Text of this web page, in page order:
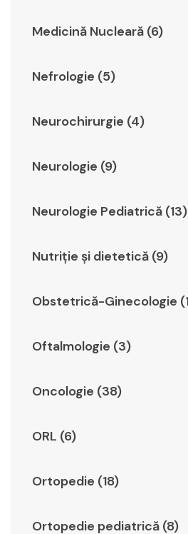
Medicină Nucleară (6)
Nefrologie (5)
Neurochirurgie (4)
Neurologie (9)
Neurologie Pediatrică (13)
Nutriție și dietetică (9)
Obstetrică-Ginecologie
Oftalmologie (3)
Oncologie (38)
ORL (6)
Ortopedie (18)
Ortopedie pediatrică (8)